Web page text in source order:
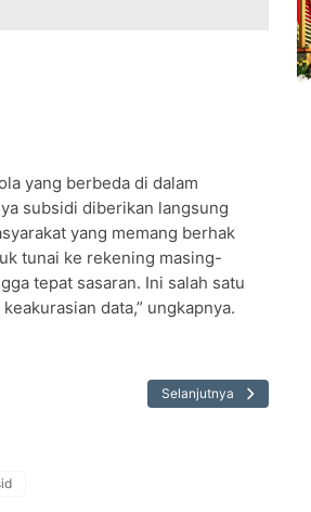
yang berbeda di dalam
subsidi diberikan langsung
yang memang berhak
tunai ke rekening masing-
tepat sasaran. Ini salah satu
data,” ungkapnya.
Selanjutnya